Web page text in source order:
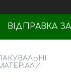
ВІДПРАВКА
ПАКУВАЛЬНІ